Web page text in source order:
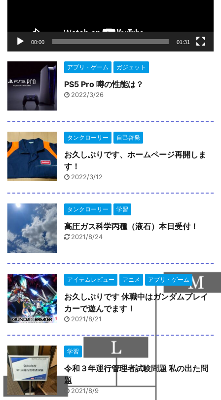
00:00 01:31
アプリ・ゲーム ガジェット
PS5 Pro 噂の性能は？
2022/3/26
タンクローリー 自己啓発
お久しぶりです、ホームページ再開しま
す！
2022/3/12
タンクローリー 学習
高圧ガス科学丙種（液石）本日受付！
2021/8/24
アイテムレビュー アニメ アプリ・ゲーム
お久しぶりです 休職中はガンダムブレイ
カーで遊んでます！
2021/8/21
学習
令和３年運行管理者試験問題 私の出た問
題
2021/8/9